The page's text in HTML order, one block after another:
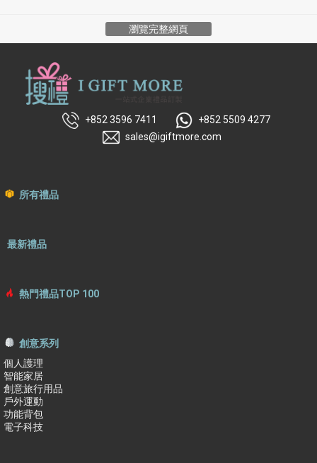
瀏覽完整網頁
+852 3596 7411
+852 5509 4277
sales@igiftmore.com
所有禮品
最新禮品
熱門禮品TOP 100
創意系列
個人護理
智能家居
創意旅行用品
戶外運動
功能背包
電子科技